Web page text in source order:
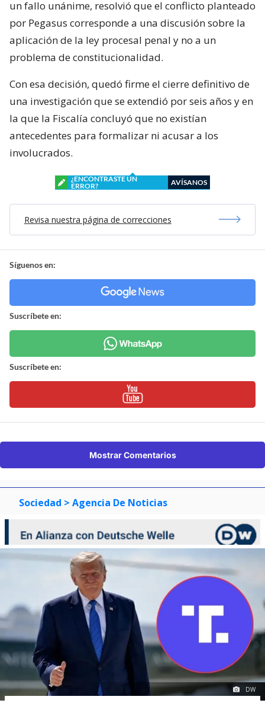
un fallo unánime, resolvió que el conflicto planteado
por Pegasus corresponde a una discusión sobre la
aplicación de la ley procesal penal y no a un
problema de constitucionalidad.
Con esa decisión, quedó firme el cierre definitivo de
una investigación que se extendió por seis años y en
la que la Fiscalía concluyó que no existían
antecedentes para formalizar ni acusar a los
involucrados.
¿ENCONTRASTE UN
ERROR?
AVÍSANOS
Revisa nuestra página de correcciones
Síguenos en:
Suscríbete en:
Suscríbete en:
Mostrar Comentarios
Sociedad > Agencia De Noticias
DW